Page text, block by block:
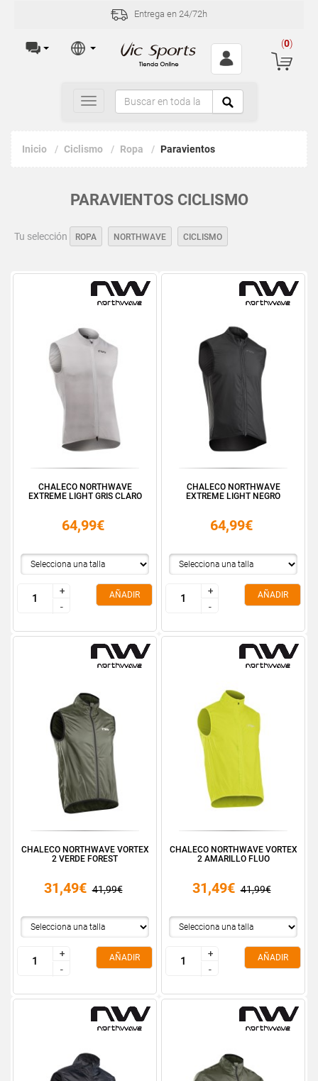
Entrega en 24/72h
(0)
Toggle
navigation
Inicio Ciclismo Ropa Paravientos
PARAVIENTOS CICLISMO
Tu selección ROPA NORTHWAVE CICLISMO
CHALECO NORTHWAVE
EXTREME LIGHT GRIS CLARO
64,99€
+
-
+
-
AÑADIR
CHALECO NORTHWAVE
EXTREME LIGHT NEGRO
64,99€
+
-
+
-
AÑADIR
CHALECO NORTHWAVE VORTEX
2 VERDE FOREST
31,49€ 41,99€
+
-
+
-
AÑADIR
CHALECO NORTHWAVE VORTEX
2 AMARILLO FLUO
31,49€ 41,99€
+
-
+
-
AÑADIR